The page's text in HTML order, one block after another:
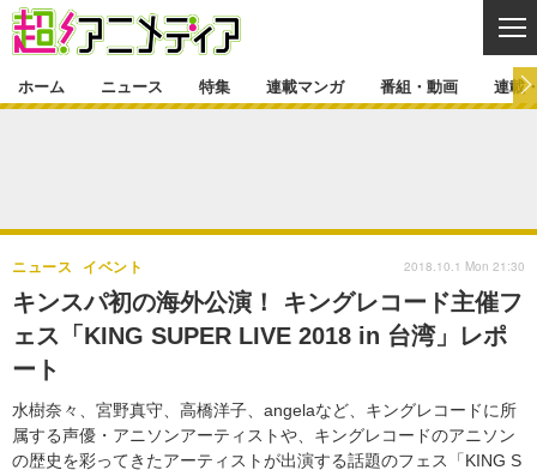
ゲーム・アプリ マンガ
グッズ イベント
舞台 新帝スタ
特集一覧 カバー
ラキりす
連載マンガ
連載マンガ一覧
番組・動画
番組・動画一覧 ラジオ
連載・ブログ
編集部ブログ・お知らせ
ホーム ニュース 特集 連載マンガ 番組・動画 連載
キンスパ初の海外公演！ キングレコード主催フ
ェス「KING SUPER LIVE 2018 in 台湾」レポ
ート
水樹奈々、宮野真守、高橋洋子、angelaなど、キングレコードに所
属する声優・アニソンアーティストや、キングレコードのアニソン
の歴史を彩ってきたアーティストが出演する話題のフェス「KING S
ニュース イベント 2018.10.1 Mon 21:30